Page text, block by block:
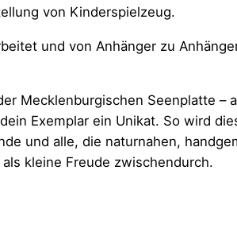
von Kinderspielzeug.
und von Anhänger zu
Mecklenburgischen Seenplatte –
Exemplar ein Unikat. So wird
und alle, die naturnahen,
kleine Freude zwischendurch.